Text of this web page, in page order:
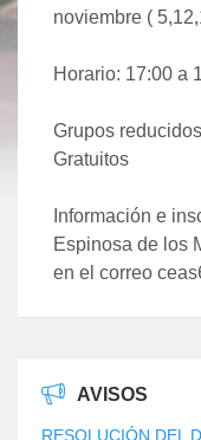
noviembre (
Horario: 17:00 a
Grupos reducidos
Gratuitos
Información e
Espinosa de los
en el correo
AVISOS
RESOLUCIÓN DEL